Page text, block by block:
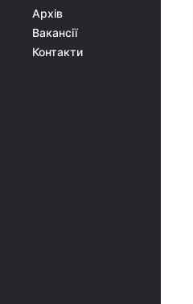
Архів
Вакансії
Контакти